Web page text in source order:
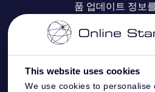
This website uses cookies
We use cookies to personalise
OSR 상품권
기업 선물
맞춤 별 페이지
One Million Stars
결제 정보
배송 정보
환불 정책
품 업데이트 정보